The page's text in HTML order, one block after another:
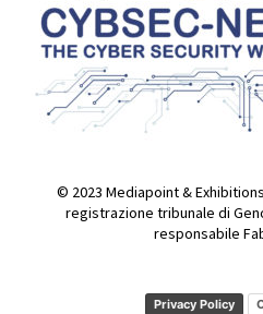
© 2023 Mediapoint & Exhibitions
registrazione tribunale di
responsabile
Privacy Policy